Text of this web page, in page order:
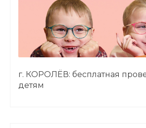
г. КОРОЛЁВ: бесплатная
детям